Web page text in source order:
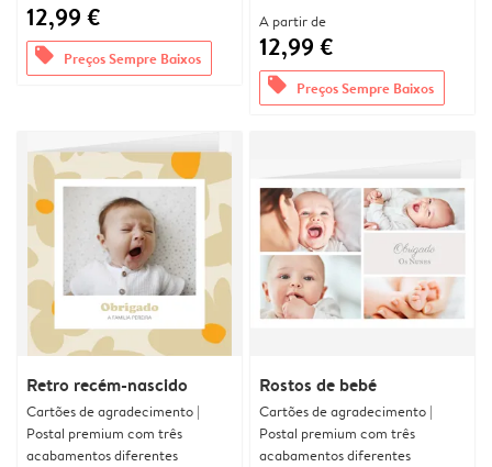
12,99 €
offers Preços Sempre Baixos
A partir de
12,99 €
offers Preços Sempre Baixos
Retro recém-nascido
Cartões de agradecimento |
Postal premium com três
acabamentos diferentes
Rostos de bebé
Cartões de agradecimento |
Postal premium com três
acabamentos diferentes